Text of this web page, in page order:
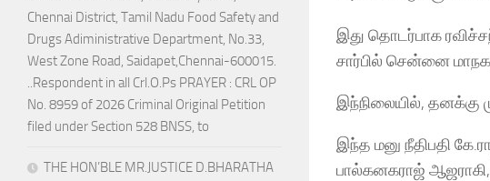
இது தொடர்பாக
சார்பில் சென்னை
இந்நிலையில், தனக்கு
இந்த மனு நீதிபதி
பால்கனகராஜ்
Chennai District, Tamil Nadu Food Safety and
Drugs Adiministrative Department, No.33,
West Zone Road, Saidapet,Chennai-600015.
..Respondent in all Crl.O.Ps PRAYER : CRL OP
No. 8959 of 2026 Criminal Original Petition
filed under Section 528 BNSS, to
THE HON’BLE MR.JUSTICE D.BHARATHA